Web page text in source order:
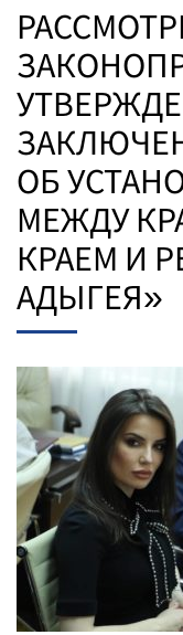
ОБ
МЕЖДУ
КРАЕМ И
АДЫГЕЯ»